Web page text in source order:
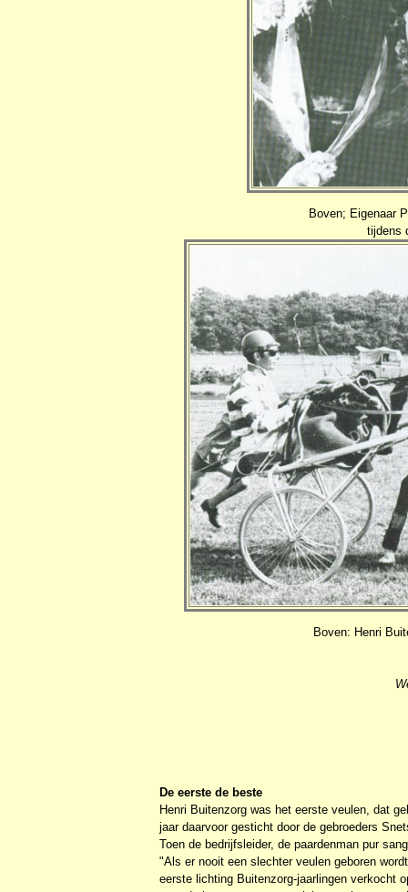
Boven; Eigenaar
tijdens
Boven: Henri
De eerste de beste
Henri Buitenzorg was het eerste veulen, dat
jaar daarvoor gesticht door de gebroeders
Toen de bedrijfsleider, de paardenman pur
"Als er nooit een slechter veulen geboren
eerste lichting Buitenzorg-jaarlingen verkocht